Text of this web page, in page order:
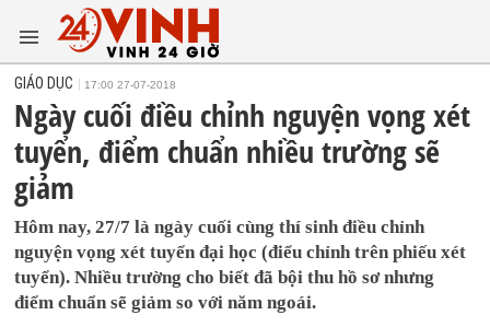
GIÁO DỤC 17:00 27-07-2018
Ngày cuối điều chỉnh nguyện vọng xét
tuyển, điểm chuẩn nhiều trường sẽ
giảm
Hôm nay, 27/7 là ngày cuối cùng thí sinh điều chỉnh
nguyện vọng xét tuyển đại học (điểu chỉnh trên phiếu xét
tuyển). Nhiều trường cho biết đã bội thu hồ sơ nhưng
điểm chuẩn sẽ giảm so với năm ngoái.